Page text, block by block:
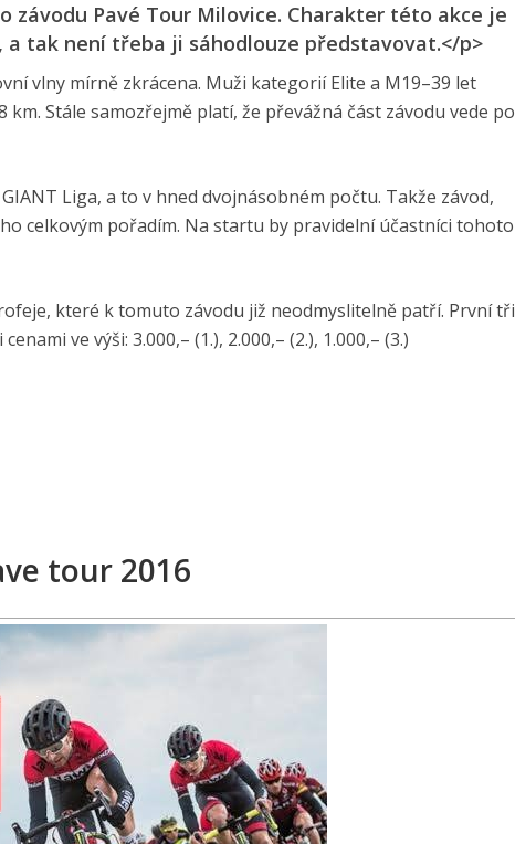
závodu Pavé Tour Milovice. Charakter této akce je
tak není třeba ji sáhodlouze představovat.</p>
vlny mírně zkrácena. Muži kategorií Elite a M19–39 let
Stále samozřejmě platí, že převážná část závodu vede po
Liga, a to v hned dvojnásobném počtu. Takže závod,
celkovým pořadím. Na startu by pravidelní účastníci tohoto
které k tomuto závodu již neodmyslitelně patří. První tři
ve výši: 3.000,– (1.), 2.000,– (2.), 1.000,– (3.)
tour 2016